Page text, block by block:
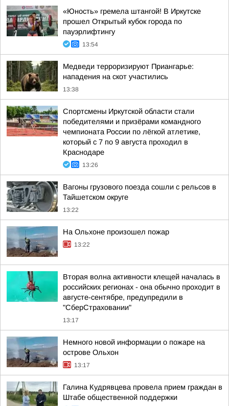
«Юность» гремела штангой! В Иркутске
прошел Открытый кубок города по
пауэрлифтингу
13:54
Медведи терроризируют Приангарье:
нападения на скот участились
13:38
Спортсмены Иркутской области стали
победителями и призёрами командного
чемпионата России по лёгкой атлетике,
который с 7 по 9 августа проходил в
Краснодаре
13:26
Вагоны грузового поезда сошли с рельсов в
Тайшетском округе
13:22
На Ольхоне произошел пожар
13:22
Вторая волна активности клещей началась в
российских регионах - она обычно проходит в
августе-сентябре, предупредили в
"СберСтраховании"
13:17
Немного новой информации о пожаре на
острове Ольхон
13:17
Галина Кудрявцева провела прием граждан в
Штабе общественной поддержки